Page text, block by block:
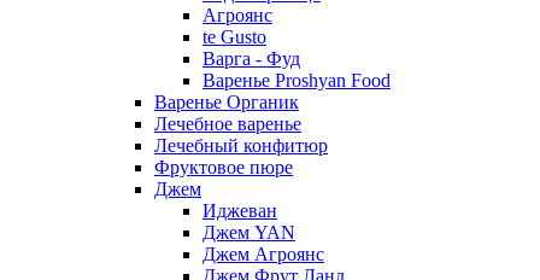
Агроянс
te Gusto
Варга - Фуд
Варенье Proshyan Food
Варенье Органик
Лечебное варенье
Лечебный конфитюр
Фруктовое пюре
Джем
Иджеван
Джем YAN
Джем Агроянс
Джем Фрут Ланд